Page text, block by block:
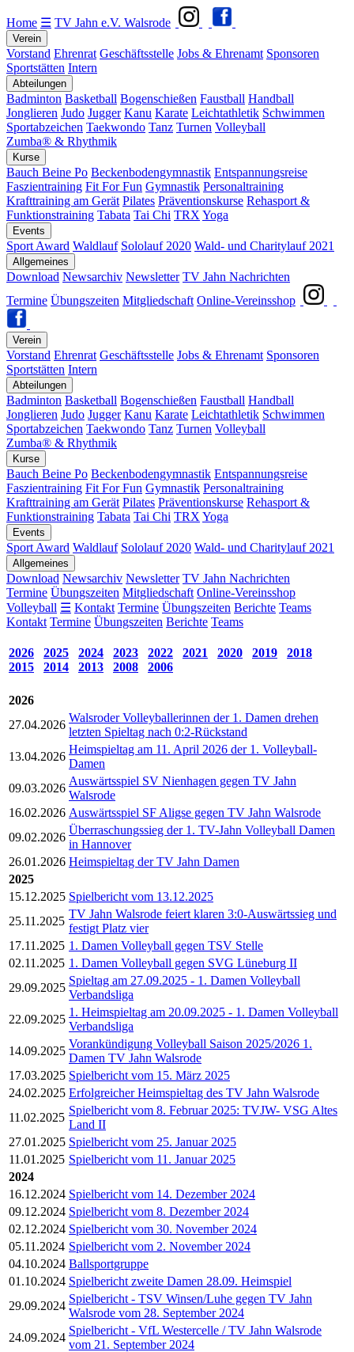
Home ☰ TV Jahn e.V. Walsrode
Verein
Vorstand Ehrenrat Geschäftsstelle Jobs & Ehrenamt Sponsoren
Sportstätten Intern
Abteilungen
Badminton Basketball Bogenschießen Faustball Handball
Jonglieren Judo Jugger Kanu Karate Leichtathletik Schwimmen
Sportabzeichen Taekwondo Tanz Turnen Volleyball
Zumba® & Rhythmik
Kurse
Bauch Beine Po Beckenbodengymnastik Entspannungsreise
Faszientraining Fit For Fun Gymnastik Personaltraining
Krafttraining am Gerät Pilates Präventionskurse Rehasport &
Funktionstraining Tabata Tai Chi TRX Yoga
Events
Sport Award Waldlauf Sololauf 2020 Wald- und Charitylauf 2021
Allgemeines
Download Newsarchiv Newsletter TV Jahn Nachrichten
Termine Übungszeiten Mitgliedschaft Online-Vereinsshop
Verein
Vorstand Ehrenrat Geschäftsstelle Jobs & Ehrenamt Sponsoren
Sportstätten Intern
Abteilungen
Badminton Basketball Bogenschießen Faustball Handball
Jonglieren Judo Jugger Kanu Karate Leichtathletik Schwimmen
Sportabzeichen Taekwondo Tanz Turnen Volleyball
Zumba® & Rhythmik
Kurse
Bauch Beine Po Beckenbodengymnastik Entspannungsreise
Faszientraining Fit For Fun Gymnastik Personaltraining
Krafttraining am Gerät Pilates Präventionskurse Rehasport &
Funktionstraining Tabata Tai Chi TRX Yoga
Events
Sport Award Waldlauf Sololauf 2020 Wald- und Charitylauf 2021
Allgemeines
Download Newsarchiv Newsletter TV Jahn Nachrichten
Termine Übungszeiten Mitgliedschaft Online-Vereinsshop
Volleyball ☰ Kontakt Termine Übungszeiten Berichte Teams
Kontakt Termine Übungszeiten Berichte Teams
2026 2025 2024 2023 2022 2021 2020 2019
2018
2015
2014 2013 2008 2006
2026
27.04.2026
Walsroder Volleyballerinnen der 1. Damen drehen
letzten Spieltag nach 0:2-Rückstand
13.04.2026
Heimspieltag am 11. April 2026 der 1. Volleyball-
Damen
09.03.2026
Auswärtsspiel SV Nienhagen gegen TV Jahn
Walsrode
16.02.2026 Auswärtsspiel SF Aligse gegen TV Jahn Walsrode
09.02.2026
Überraschungssieg der 1. TV-Jahn Volleyball Damen
in Hannover
26.01.2026 Heimspieltag der TV Jahn Damen
2025
15.12.2025 Spielbericht vom 13.12.2025
25.11.2025
TV Jahn Walsrode feiert klaren 3:0-Auswärtssieg und
festigt Platz vier
17.11.2025 1. Damen Volleyball gegen TSV Stelle
02.11.2025 1. Damen Volleyball gegen SVG Lüneburg II
29.09.2025
Spieltag am 27.09.2025 - 1. Damen Volleyball
Verbandsliga
22.09.2025
1. Heimspieltag am 20.09.2025 - 1. Damen Volleyball
Verbandsliga
14.09.2025
Vorankündigung Volleyball Saison 2025/2026 1.
Damen TV Jahn Walsrode
17.03.2025 Spielbericht vom 15. März 2025
24.02.2025 Erfolgreicher Heimspieltag des TV Jahn Walsrode
11.02.2025
Spielbericht vom 8. Februar 2025: TVJW- VSG Altes
Land II
27.01.2025 Spielbericht vom 25. Januar 2025
11.01.2025 Spielbericht vom 11. Januar 2025
2024
16.12.2024 Spielbericht vom 14. Dezember 2024
09.12.2024 Spielbericht vom 8. Dezember 2024
02.12.2024 Spielbericht vom 30. November 2024
05.11.2024 Spielbericht vom 2. November 2024
04.10.2024 Ballsportgruppe
01.10.2024 Spielbericht zweite Damen 28.09. Heimspiel
29.09.2024
Spielbericht - TSV Winsen/Luhe gegen TV Jahn
Walsrode vom 28. September 2024
24.09.2024
Spielbericht - VfL Westercelle / TV Jahn Walsrode
vom 21. September 2024